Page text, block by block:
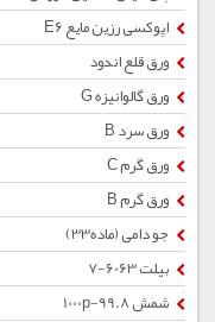
اپوکسی رزین مایع E6
ورق قلع اندود
ورق گالوانیزه G
ورق سرد B
ورق گرم C
ورق گرم B
جو دامی (ماده33)
بیلت 6063-7
شمش 1000p-99.8